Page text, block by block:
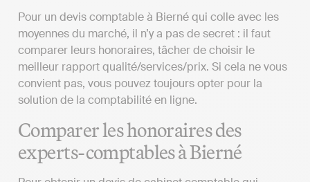
Pour un devis comptable à Bierné qui colle avec les
moyennes du marché, il n’y a pas de secret : il faut
comparer leurs honoraires, tâcher de choisir le
meilleur rapport qualité/services/prix. Si cela ne vous
convient pas, vous pouvez toujours opter pour la
solution de la comptabilité en ligne.
Comparer les honoraires des
experts-comptables à Bierné